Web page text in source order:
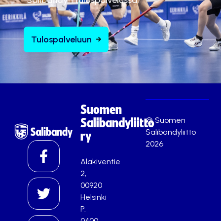
Tulospalveluun
Suomen
Salibandyliitto
ry
Alakiventie
2,
00920
Helsinki
P.
© Suomen
Salibandyliitto
2026